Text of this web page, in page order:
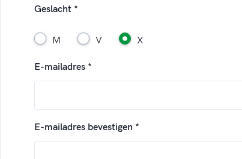
Geslacht *
M V X
E-mailadres *
E-mailadres bevestigen *